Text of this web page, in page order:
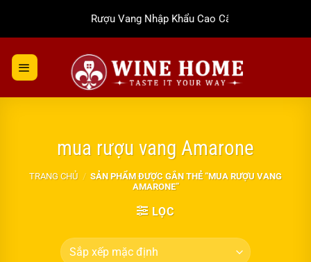
dung
Rượu Vang Nhập Khẩu Cao Cấp
mua rượu vang Amarone
TRANG CHỦ / SẢN PHẨM ĐƯỢC GẮN THẺ “MUA RƯỢU VANG
AMARONE”
LỌC